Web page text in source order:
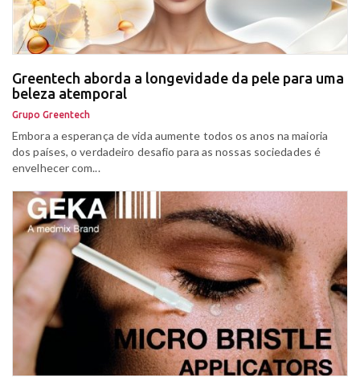
Greentech aborda a longevidade da pele para uma
beleza atemporal
Grupo Greentech
Embora a esperança de vida aumente todos os anos na maioria
dos países, o verdadeiro desafio para as nossas sociedades é
envelhecer com...